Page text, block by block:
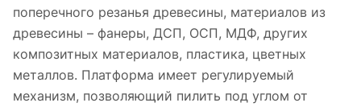
поперечного резанья древесины, материалов из
древесины – фанеры, ДСП, ОСП, МДФ, других
композитных материалов, пластика, цветных
металлов. Платформа имеет регулируемый
механизм, позволяющий пилить под углом от